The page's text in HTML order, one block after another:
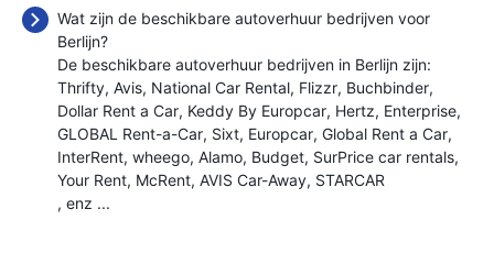
Wat zijn de beschikbare autoverhuur bedrijven voor
Berlijn?
De beschikbare autoverhuur bedrijven in Berlijn zijn:
Thrifty Avis National Car Rental Flizzr Buchbinder
Dollar Rent a Car Keddy By Europcar Hertz Enterprise
GLOBAL Rent-a-Car Sixt Europcar Global Rent a Car
InterRent wheego Alamo Budget SurPrice car rentals
Your Rent McRent AVIS Car-Away STARCAR
, enz ...